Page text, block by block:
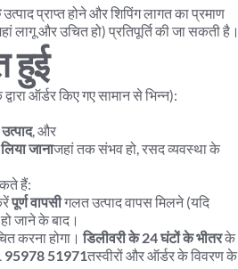
उत्पाद प्राप्त होने और शिपिंग लागत का प्रमाण
लागू और उचित हो) प्रतिपूर्ति की जा सकती है।
हुई
ऑर्डर किए गए सामान से भिन्न):
, और
जानाजहां तक संभव हो, रसद व्यवस्था के
हैं:
पूर्ण वापसी गलत उत्पाद वापस मिलने (यदि
जाने के बाद।
करना होगा। डिलीवरी के 24 घंटों के भीतर के
95978 51971तस्वीरों और ऑर्डर के विवरण के